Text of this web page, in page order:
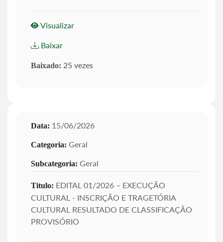
Visualizar
Baixar
Baixado: 25 vezes
Data: 15/06/2026
Categoria: Geral
Subcategoria: Geral
Titulo: EDITAL 01/2026 – EXECUÇÃO
CULTURAL - INSCRIÇÃO E TRAGETÓRIA
CULTURAL RESULTADO DE CLASSIFICAÇÃO
PROVISÓRIO